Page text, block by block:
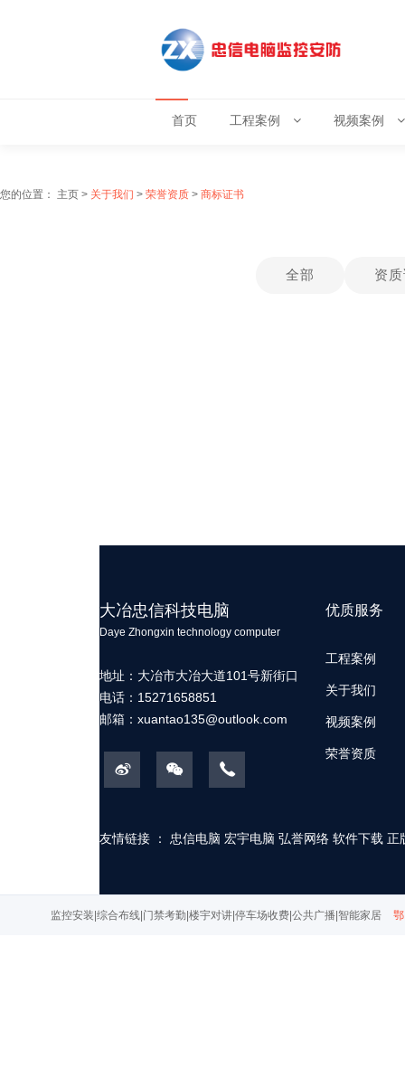
首页 工程案例 视频案例
您的位置： 主页 > 关于我们 > 荣誉资质 > 商标证书
全部 资
大冶忠信科技电脑
Daye Zhongxin technology computer
地址：大冶市大冶大道101号新街口
电话：15271658851
邮箱： xuantao135@outlook.com
优质服务
工程案例
关于我们
视频案例
荣誉资质
友情链接 ： 忠信电脑 宏宇电脑 弘誉网络 软件下载 正
监控安装|综合布线|门禁考勤|楼宇对讲|停车场收费|公共广播|智能家居